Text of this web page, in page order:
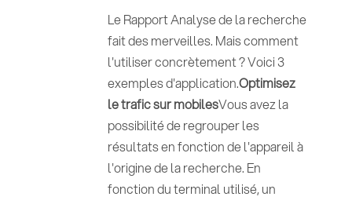
Le Rapport Analyse de la recherche
fait des merveilles. Mais comment
l'utiliser concrètement ? Voici 3
exemples d'application.Optimisez
le trafic sur mobilesVous avez la
possibilité de regrouper les
résultats en fonction de l'appareil à
l'origine de la recherche. En
fonction du terminal utilisé, un